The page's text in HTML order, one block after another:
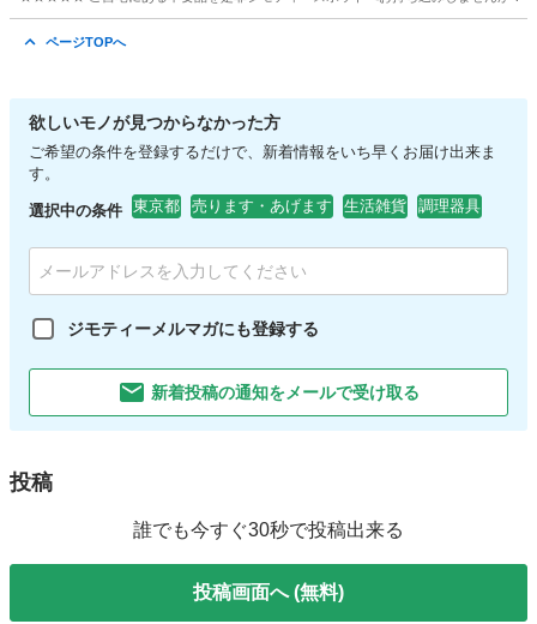
ページTOPへ
欲しいモノが見つからなかった方
ご希望の条件を登録するだけで、新着情報をいち早くお届け出来ま
す。
選択中の条件 東京都 売ります・あげます 生活雑貨 調理器具
ジモティーメルマガにも登録する
新着投稿の通知をメールで受け取る
投稿
誰でも今すぐ30秒で投稿出来る
投稿画面へ (無料)